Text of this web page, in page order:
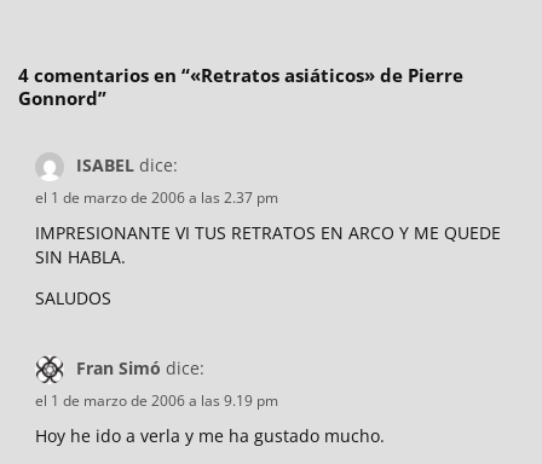
4 comentarios en “«Retratos asiáticos» de Pierre
Gonnord”
ISABEL dice:
el 1 de marzo de 2006 a las 2.37 pm
IMPRESIONANTE VI TUS RETRATOS EN ARCO Y ME QUEDE
SIN HABLA.
SALUDOS
Fran Simó dice:
el 1 de marzo de 2006 a las 9.19 pm
Hoy he ido a verla y me ha gustado mucho.